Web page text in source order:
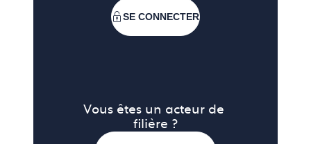
SE CONNECTER
Vous êtes un acteur de
filière ?